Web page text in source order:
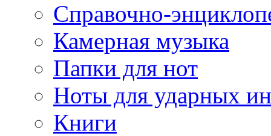
Справочно-
Камерная музыка
Папки для нот
Ноты для ударных
Книги